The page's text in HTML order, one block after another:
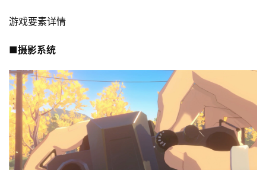
游戏要素详情
■摄影系统